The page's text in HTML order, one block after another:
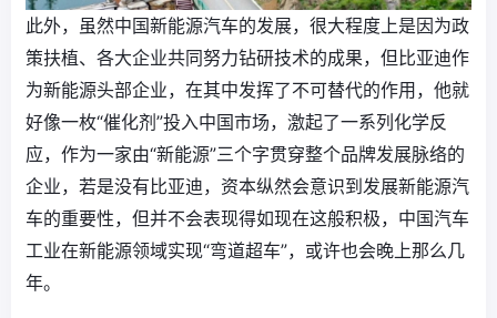
此外，虽然中国新能源汽车的发展，很大程度上是因为政
策扶植、各大企业共同努力钻研技术的成果，但比亚迪作
为新能源头部企业，在其中发挥了不可替代的作用，他就
好像一枚“催化剂”投入中国市场，激起了一系列化学反
应，作为一家由“新能源”三个字贯穿整个品牌发展脉络的
企业，若是没有比亚迪，资本纵然会意识到发展新能源汽
车的重要性，但并不会表现得如现在这般积极，中国汽车
工业在新能源领域实现“弯道超车”，或许也会晚上那么几
年。